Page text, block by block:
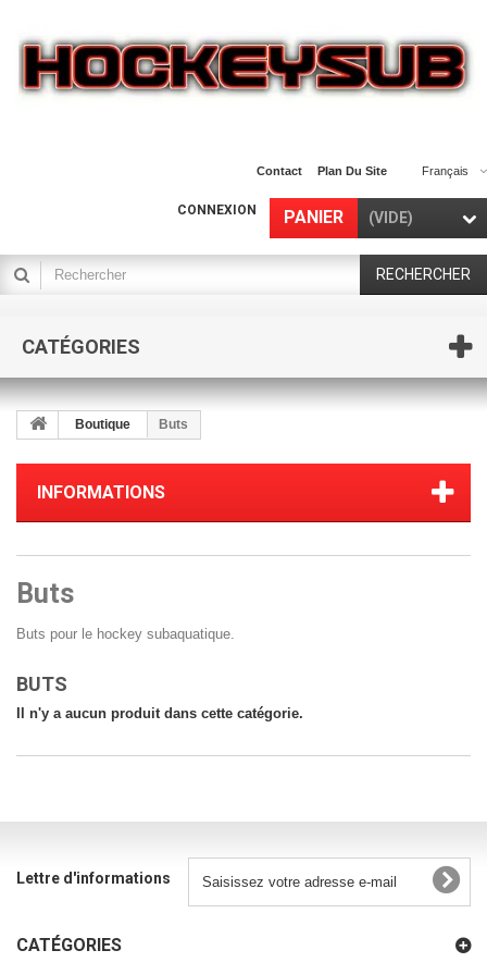
Français
Contact Plan Du Site
PANIER (VIDE)
CONNEXION
RECHERCHER
CATÉGORIES
Boutique Buts
INFORMATIONS
Buts
Buts pour le hockey subaquatique.
BUTS
Il n'y a aucun produit dans cette catégorie.
Lettre d'informations
CATÉGORIES